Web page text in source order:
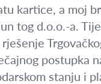
kartice, a moj
tog d.o.o.-a.
postupka
stanju i